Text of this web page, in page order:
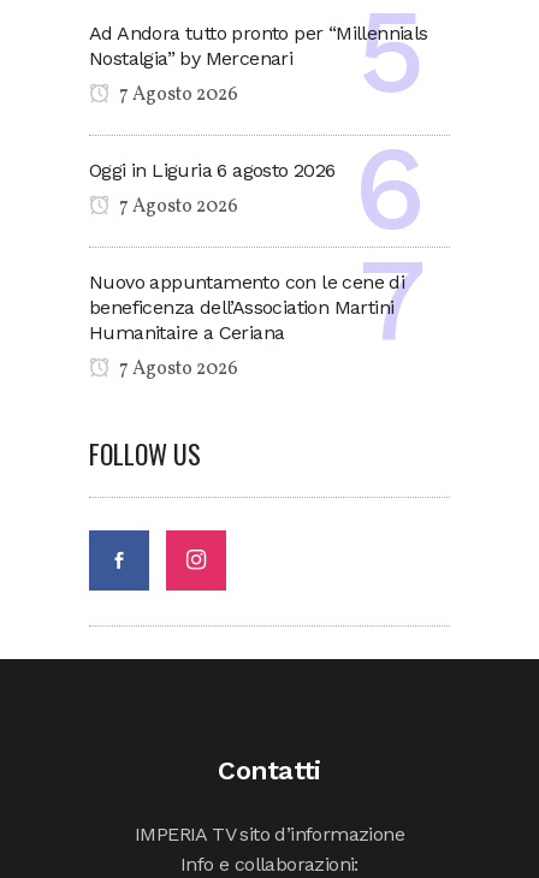
Ad Andora tutto pronto per “Millennials
Nostalgia” by Mercenari
7 Agosto 2026
Oggi in Liguria 6 agosto 2026
7 Agosto 2026
Nuovo appuntamento con le cene di
beneficenza dell’Association Martini
Humanitaire a Ceriana
7 Agosto 2026
FOLLOW US
Contatti
IMPERIA TV sito d’informazione
Info e collaborazioni: